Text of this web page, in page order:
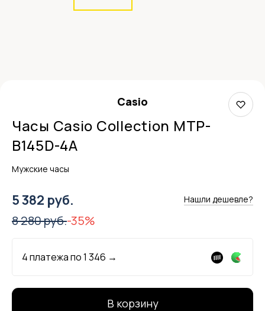
Casio
Часы Casio Collection MTP-
B145D-4A
Мужские часы
5 382 руб. Нашли дешевле?
8 280 руб.-35%
4 платежа по1 346 →
В корзину